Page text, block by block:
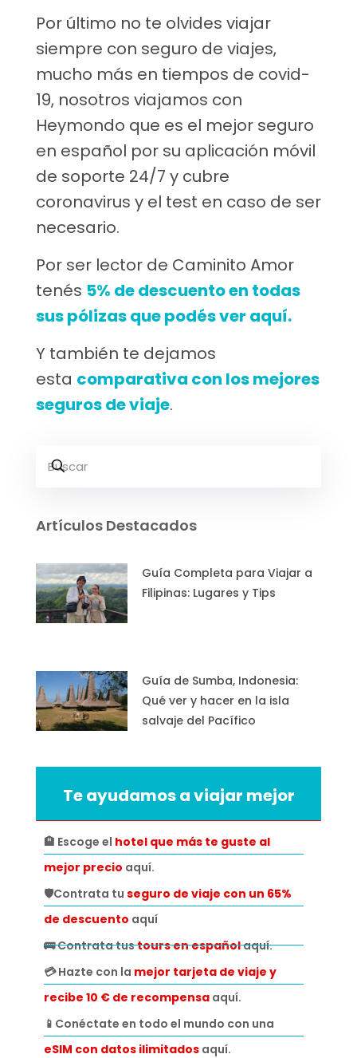
Por último no te olvides viajar
siempre con seguro de viajes,
mucho más en tiempos de covid-
19, nosotros viajamos con
Heymondo que es el mejor seguro
en español por su aplicación móvil
de soporte 24/7 y cubre
coronavirus y el test en caso de ser
necesario.
Por ser lector de Caminito Amor
tenés 5% de descuento en todas
sus pólizas que podés ver aquí.
Y también te dejamos
esta comparativa con los mejores
seguros de viaje.
Artículos Destacados
Guía Completa para Viajar a
Filipinas: Lugares y Tips
Guía de Sumba, Indonesia:
Qué ver y hacer en la isla
salvaje del Pacífico
Te ayudamos a viajar mejor
🏨 Escoge el hotel que más te guste al
mejor precio aquí.
🛡️Contrata tu seguro de viaje con un 65%
de descuento aquí
🚌 Contrata tustours en españolaquí.
💳 Hazte con la mejor tarjeta de viaje y
recibe 10 € de recompensa aquí.
📱Conéctate en todo el mundo con una
eSIM con datos ilimitados aquí.